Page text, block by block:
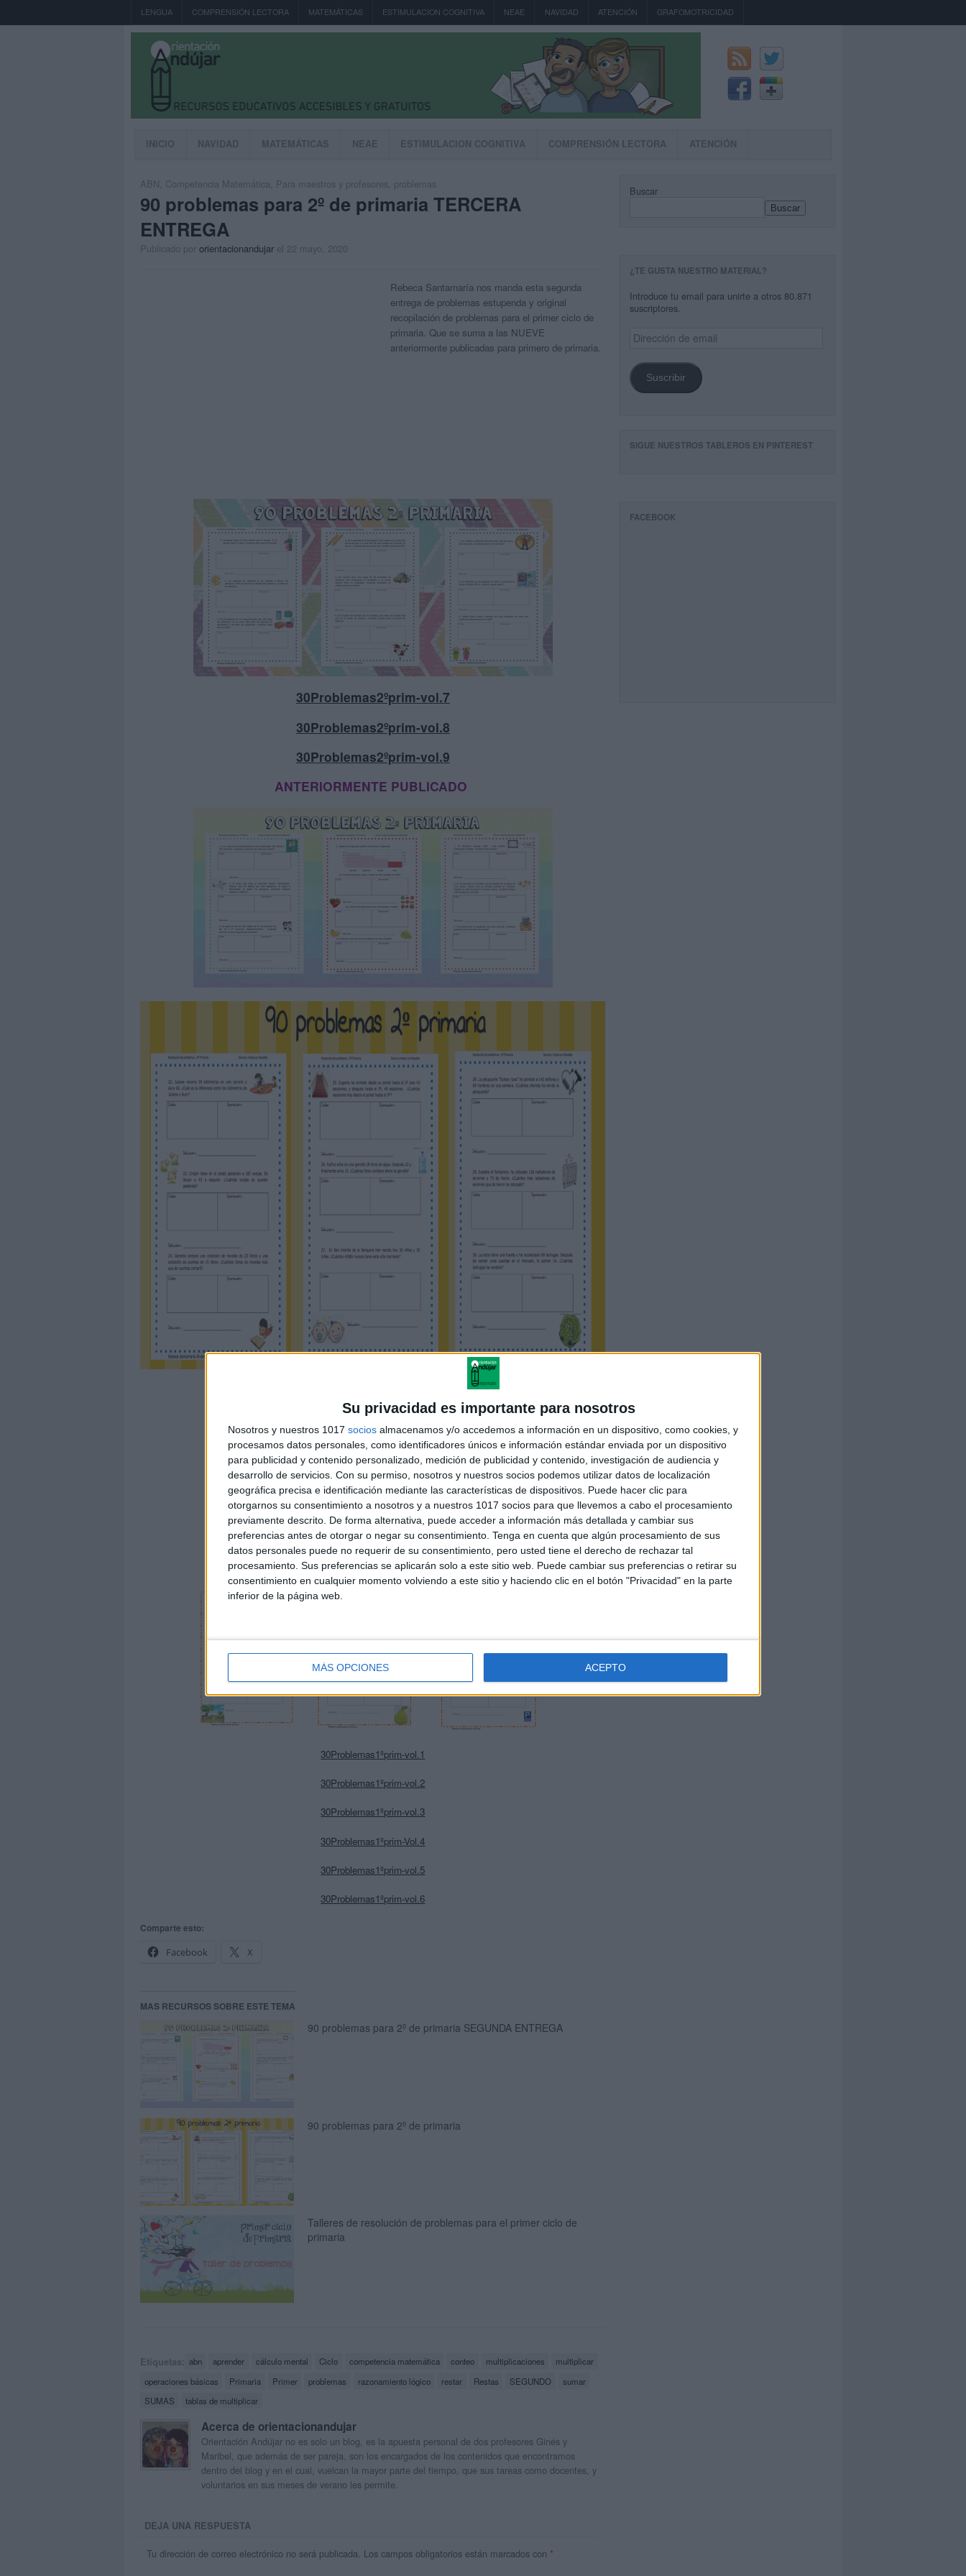
Su privacidad es importante para nosotros
Nosotros y nuestros 1017 socios almacenamos y/o accedemos a información en un dispositivo, como cookies, y
procesamos datos personales, como identificadores únicos e información estándar enviada por un dispositivo
para publicidad y contenido personalizado, medición de publicidad y contenido, investigación de audiencia y
desarrollo de servicios. Con su permiso, nosotros y nuestros socios podemos utilizar datos de localización
geográfica precisa e identificación mediante las características de dispositivos. Puede hacer clic para
otorgarnos su consentimiento a nosotros y a nuestros 1017 socios para que llevemos a cabo el procesamiento
previamente descrito. De forma alternativa, puede acceder a información más detallada y cambiar sus
preferencias antes de otorgar o negar su consentimiento. Tenga en cuenta que algún procesamiento de sus
datos personales puede no requerir de su consentimiento, pero usted tiene el derecho de rechazar tal
procesamiento. Sus preferencias se aplicarán solo a este sitio web. Puede cambiar sus preferencias o retirar su
consentimiento en cualquier momento volviendo a este sitio y haciendo clic en el botón "Privacidad" en la parte
inferior de la página web.
MÁS OPCIONES ACEPTO
LENGUA COMPRENSIÓN LECTORA MATEMÁTICAS ESTIMULACION COGNITIVA NEAE NAVIDAD ATENCIÓN GRAFOMOTRICIDAD
INICIO NAVIDAD MATEMÁTICAS NEAE ESTIMULACION COGNITIVA COMPRENSIÓN LECTORA ATENCIÓN
ABN Competencia Matemática Para maestros y profesores problemas
90 problemas para 2º de primaria TERCERA
ENTREGA
Publicado por orientacionandujar el 22 mayo, 2020
Rebeca Santamaría nos manda esta segunda
entrega de problemas estupenda y original
recopilación de problemas para el primer ciclo de
primaria. Que se suma a las NUEVE
anteriormente publicadas para primero de primaria.
30Problemas2ºprim-vol.7
30Problemas2ºprim-vol.8
30Problemas2ºprim-vol.9
ANTERIORMENTE PUBLICADO
30Problemas2ºprim-vol.2
30Problemas2ºprim-vol.3
30Problemas2ºprim-vol.4
30Problemas2ºprim-vol.5
30Problemas2ºprim-vol.6
30Problemas1ºprim-vol.1
30Problemas1ºprim-vol.2
30Problemas1ºprim-vol.3
30Problemas1ºprim-Vol.4
30Problemas1ºprim-vol.5
30Problemas1ºprim-vol.6
Comparte esto:
Facebook
X
MAS RECURSOS SOBRE ESTE TEMA
90 problemas para 2º de primaria SEGUNDA ENTREGA
90 problemas para 2º de primaria
Talleres de resolución de problemas para el primer ciclo de
primaria
Etiquetas: abn aprender cálculo mental Ciclo competencia matemática conteo multiplicaciones
multiplicar
operaciones básicas
Primaria Primer problemas razonamiento lógico restar Restas SEGUNDO
sumar
SUMAS
tablas de multiplicar
Acerca de orientacionandujar
Orientación Andújar no es solo un blog, es la apuesta personal de dos profesores Ginés y
Maribel, que además de ser pareja, son los encargados de los contenidos que encontramos
dentro del blog y en el cual, vuelcan la mayor parte del tiempo, que sus tareas como docentes, y
voluntarios en sus meses de verano les permite.
DEJA UNA RESPUESTA
Tu dirección de correo electrónico no será publicada. Los campos obligatorios están marcados con *
Buscar
Buscar
¿TE GUSTA NUESTRO MATERIAL?
Introduce tu email para unirte a otros 80.871
suscriptores.
Dirección
de
Suscribir
SIGUE NUESTROS TABLEROS EN PINTEREST
FACEBOOK